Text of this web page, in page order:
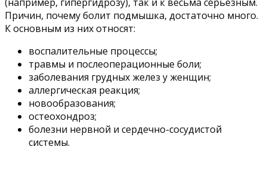
Причин, почему болит подмышка, достаточно много.
К основным из них относят:
воспалительные процессы;
травмы и послеоперационные боли;
заболевания грудных желез у женщин;
аллергическая реакция;
новообразования;
остеохондроз;
болезни нервной и сердечно-сосудистой
системы.